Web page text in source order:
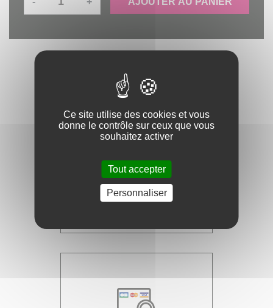
Livraison gratuite
DÈS 24 BOUTEILLES
Ce site utilise des cookies et vous
donne le contrôle sur ceux que vous
souhaitez activer
Tout accepter
Personnaliser